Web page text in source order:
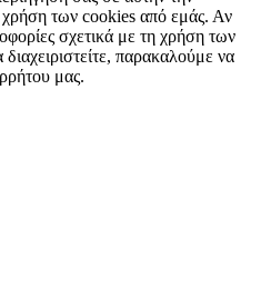
χρήση των cookies από εμάς. Αν
σχετικά με τη χρήση των
παρακαλούμε να
μας.